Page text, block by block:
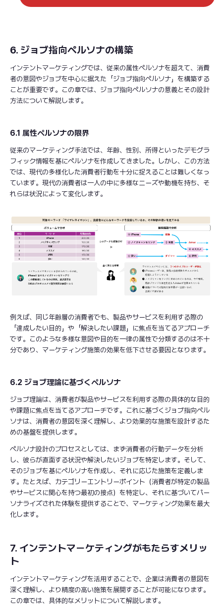
6. ジョブ指向ペルソナの構築
インテントマーケティングでは、従来の属性ペルソナを超えて、消費
者の意図やジョブを中心に据えた「ジョブ指向ペルソナ」を構築する
ことが重要です。この章では、ジョブ指向ペルソナの意義とその設計
方法について解説します。
6.1 属性ペルソナの限界
従来のマーケティング手法では、年齢、性別、所得といったデモグラ
フィック情報を基にペルソナを作成してきました。しかし、この方法
では、現代の多様化した消費者行動を十分に捉えることは難しくなっ
ています。現代の消費者は一人の中に多様なニーズや動機を持ち、そ
れらは状況によって変化します。
例えば、同じ年齢層の消費者でも、製品やサービスを利用する際の
「達成したい目的」や「解決したい課題」に焦点を当てるアプローチ
です。このような多様な意図や目的を一律の属性で分類するのは不十
分であり、マーケティング施策の効果を低下させる要因となります。
6.2 ジョブ理論に基づくペルソナ
ジョブ理論は、消費者が製品やサービスを利用する際の具体的な目的
や課題に焦点を当てるアプローチです。これに基づくジョブ指向ペル
ソナは、消費者の意図を深く理解し、より効果的な施策を設計するた
めの基盤を提供します。
ペルソナ設計のプロセスとしては、まず消費者の行動データを分析
し、彼らが直面する状況や解決したいジョブを特定します。そして、
そのジョブを基にペルソナを作成し、それに応じた施策を定義しま
す。たとえば、カテゴリーエントリーポイント（消費者が特定の製品
やサービスに関心を持つ最初の接点）を特定し、それに基づいてパー
ソナライズされた体験を提供することで、マーケティング効果を最大
化します。
7. インテントマーケティングがもたらすメリッ
ト
インテントマーケティングを活用することで、企業は消費者の意図を
深く理解し、より精度の高い施策を展開することが可能になります。
この章では、具体的なメリットについて解説します。